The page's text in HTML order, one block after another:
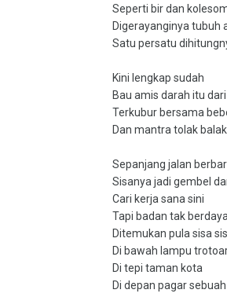
Seperti bir dan
Digerayanginya tubuh
Satu persatu
Kini lengkap sudah
Bau amis darah itu
Terkubur bersama
Dan mantra tolak balak
Sepanjang jalan
Sisanya jadi gembel
Cari kerja sana sini
Tapi badan tak berdaya
Ditemukan pula sisa
Di bawah lampu
Di tepi taman kota
Di depan pagar